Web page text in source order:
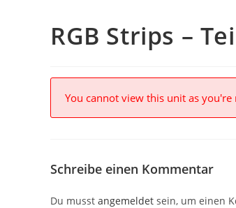
RGB Strips –
You cannot view this unit as you're
Schreibe einen Kommentar
Du musst angemeldet sein, um einen